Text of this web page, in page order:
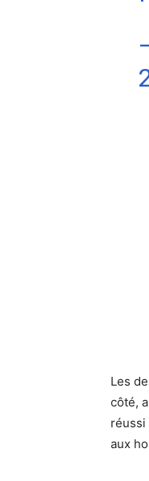
Les
côté,
réussi
aux